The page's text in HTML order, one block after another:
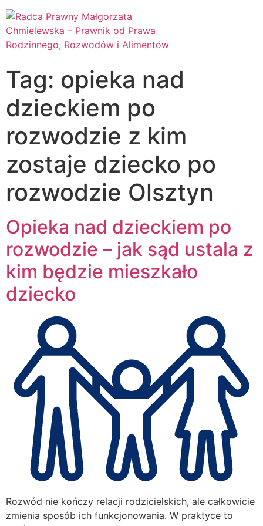
Tag: opieka nad
dzieckiem po
rozwodzie z kim
zostaje dziecko po
rozwodzie Olsztyn
Opieka nad dzieckiem po
rozwodzie – jak sąd ustala z
kim będzie mieszkało
dziecko
Rozwód nie kończy relacji rodzicielskich, ale całkowicie
zmienia sposób ich funkcjonowania. W praktyce to